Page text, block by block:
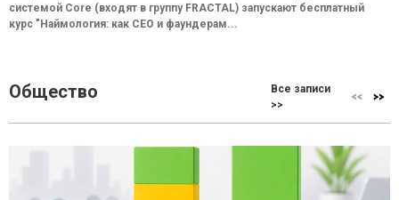
системой Core (входят в группу FRACTAL) запускают бесплатный
курс "Наймология: как СEO и фаундерам...
Общество
Все записи
>>